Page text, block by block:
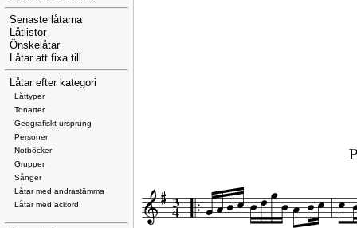
Senaste låtarna
Låtlistor
Önskelåtar
Låtar att fixa till
Låtar efter kategori
Låttyper
Tonarter
Geografiskt ursprung
Personer
Notböcker
Grupper
Sånger
Låtar med andrastämma
Låtar med ackord